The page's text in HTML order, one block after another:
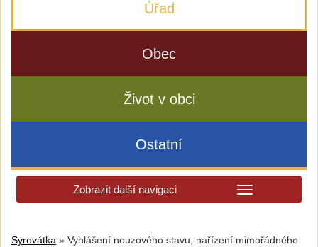
Úřad
Obec
Život v obci
Ostatní
Zobrazit další navigaci
Syrovátka » Vyhlášení nouzového stavu, nařízení mimořádného